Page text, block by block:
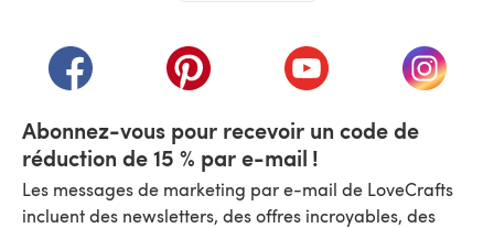
(s'ouvre dans un nouvel onglet)
(s'ouvre dans un nouvel onglet)
(s'ouvre dans un(s'ouvre
Abonnez-vous pour recevoir un code de
réduction de 15 % par e-mail !
Les messages de marketing par e-mail de LoveCrafts
incluent des newsletters, des offres incroyables, des